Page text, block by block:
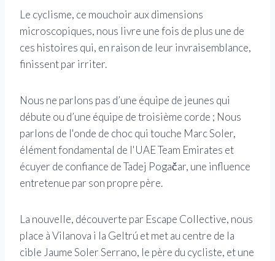
Le cyclisme, ce mouchoir aux dimensions
microscopiques, nous livre une fois de plus une de
ces histoires qui, en raison de leur invraisemblance,
finissent par irriter.
Nous ne parlons pas d’une équipe de jeunes qui
débute ou d’une équipe de troisième corde ; Nous
parlons de l'onde de choc qui touche Marc Soler,
élément fondamental de l'UAE Team Emirates et
écuyer de confiance de Tadej Pogačar, une influence
entretenue par son propre père.
La nouvelle, découverte par Escape Collective, nous
place à Vilanova i la Geltrú et met au centre de la
cible Jaume Soler Serrano, le père du cycliste, et une